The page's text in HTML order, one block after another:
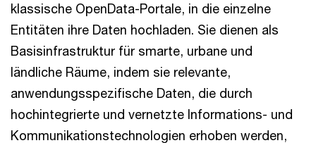
klassische OpenData-Portale, in die einzelne
Entitäten ihre Daten hochladen. Sie dienen als
Basisinfrastruktur für smarte, urbane und
ländliche Räume, indem sie relevante,
anwendungsspezifische Daten, die durch
hochintegrierte und vernetzte Informations- und
Kommunikationstechnologien erhoben werden,